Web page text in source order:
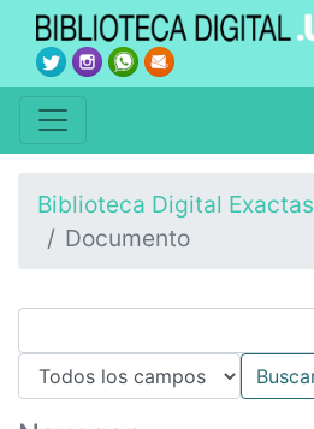
Biblioteca Digital Exactas
Documento